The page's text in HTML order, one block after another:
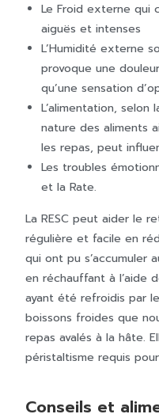
Le Froid externe qui
aiguës et intenses
L’Humidité externe
provoque une
qu’une sensation
L’alimentation,
nature des aliments
les repas, peut
Les troubles
et la Rate.
La RESC peut aider le
régulière et facile en
qui ont pu s’accumuler
en réchauffant à l’aide
ayant été refroidis par
boissons froides que
repas avalés à la hâte.
péristaltisme requis
Conseils et